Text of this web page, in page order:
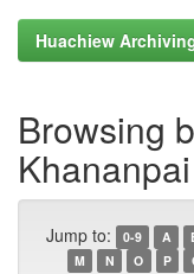
Huachiew
Browsing
Khananpai
Jump to: 0-9 A
M
N O P